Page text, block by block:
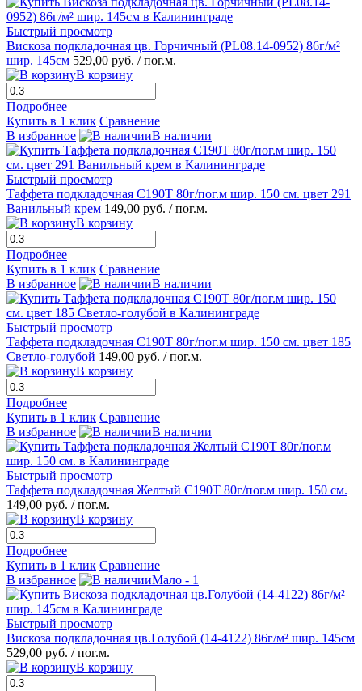
Быстрый просмотр
Вискоза подкладочная цв. Горчичный (PL08.14-0952) 86г/м²
шир. 145см 529,00 руб. / пог.м.
В корзину
Подробнее
Купить в 1 клик Сравнение
В избранное
В наличии
Быстрый просмотр
Таффета подкладочная С190Т 80г/пог.м шир. 150 см. цвет 291
Ванильный крем 149,00 руб. / пог.м.
В корзину
Подробнее
Купить в 1 клик Сравнение
В избранное
В наличии
Быстрый просмотр
Таффета подкладочная С190Т 80г/пог.м шир. 150 см. цвет 185
Светло-голубой 149,00 руб. / пог.м.
В корзину
Подробнее
Купить в 1 клик Сравнение
В избранное
В наличии
Быстрый просмотр
Таффета подкладочная Желтый С190Т 80г/пог.м шир. 150 см.
149,00 руб. / пог.м.
В корзину
Подробнее
Купить в 1 клик Сравнение
В избранное
Мало - 1
Быстрый просмотр
Вискоза подкладочная цв.Голубой (14-4122) 86г/м² шир. 145см
529,00 руб. / пог.м.
В корзину